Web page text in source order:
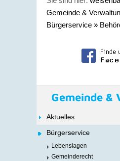
Gemeinde &
Bürgerservice »
Gemeinde &
Aktuelles
Bürgerservice
Lebenslagen
Gemeinderecht